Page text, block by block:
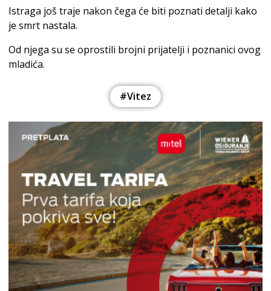
Istraga još traje nakon čega će biti poznati detalji kako
je smrt nastala.
Od njega su se oprostili brojni prijatelji i poznanici ovog
mladića.
#Vitez